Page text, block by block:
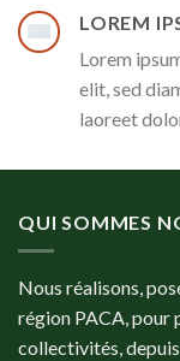
LOREM
Lorem
elit, sed
laoreet
QUI SOMMES
Nous réalisons,
région PACA, pour
collectivités,